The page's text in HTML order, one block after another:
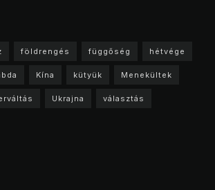
földrengés függőség hétvége
Kína kütyük Menekültek
Ukrajna választás